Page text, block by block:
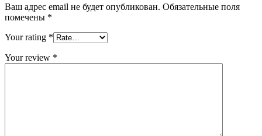
Ваш адрес email не будет опубликован. Обязательные поля
помечены *
Your rating *
Your review *